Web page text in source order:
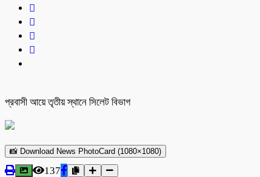
প্রবাসী আয়ে তৃতীয় স্থানে সিলেট বিভাগ
📸 Download News PhotoCard (1080×1080)
137